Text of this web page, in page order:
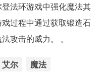
法环游戏中强化魔法其
过程中通过获取锻造石
攻击的威力。 。
艾尔 魔法